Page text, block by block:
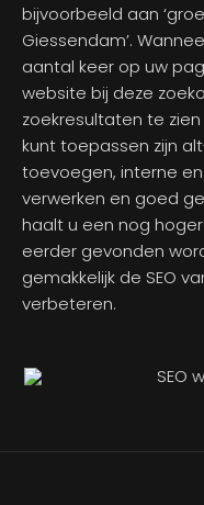
bijvoorbeeld aan
Giessendam’.
aantal keer op uw
website bij deze
zoekresultaten te
kunt toepassen zijn
toevoegen, interne
verwerken en goed
haalt u een nog
eerder gevonden
gemakkelijk de SEO
verbeteren.